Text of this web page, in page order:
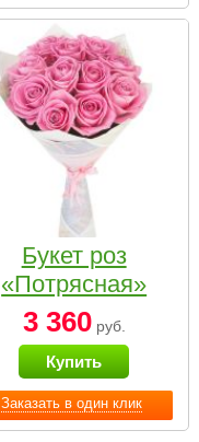
Заказать в один клик
Букет роз
«Потрясная»
3 360руб.
Купить